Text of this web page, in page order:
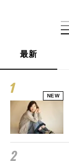
最新
NEW